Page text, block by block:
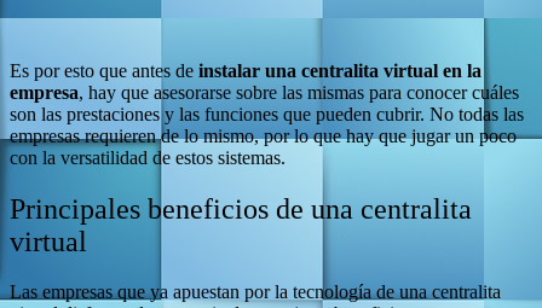
Es por esto que antes de instalar una centralita virtual en la
empresa, hay que asesorarse sobre las mismas para conocer cuáles
son las prestaciones y las funciones que pueden cubrir. No todas las
empresas requieren de lo mismo, por lo que hay que jugar un poco
con la versatilidad de estos sistemas.
Principales beneficios de una centralita
virtual
Las empresas que ya apuestan por la tecnología de una centralita